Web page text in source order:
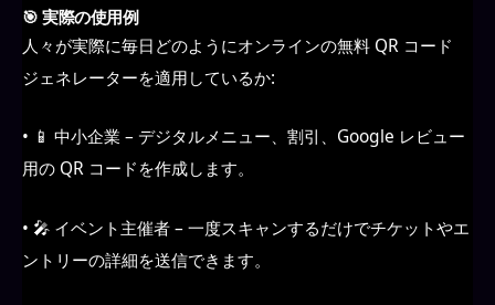
🎯 実際の使用例
人々が実際に毎日どのようにオンラインの無料 QR コード
ジェネレーターを適用しているか:
• 📱 中小企業 – デジタルメニュー、割引、Google レビュー
用の QR コードを作成します。
• 🎤 イベント主催者 – 一度スキャンするだけでチケットやエ
ントリーの詳細を送信できます。